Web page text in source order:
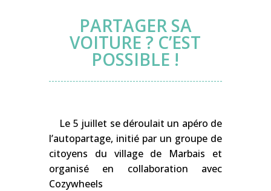
PARTAGER SA
VOITURE ? C’EST
POSSIBLE !
Le 5 juillet se déroulait un apéro de
l’autopartage, initié par un groupe de
citoyens du village de Marbais et
organisé en collaboration avec
Cozywheels